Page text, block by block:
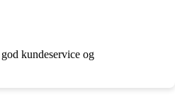
kundeservice og